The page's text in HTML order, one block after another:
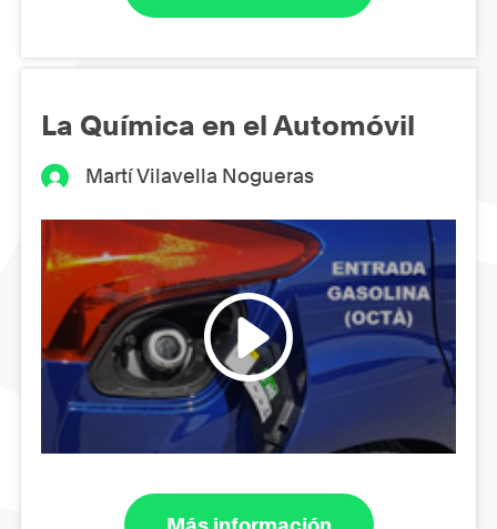
La Química en el Automóvil
Martí Vilavella Nogueras